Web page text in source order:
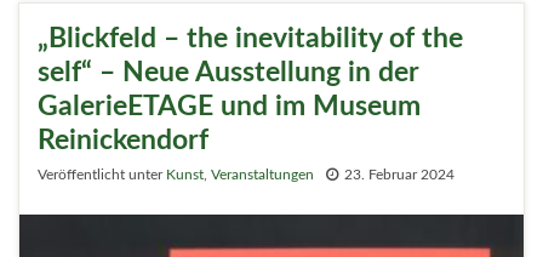
„Blickfeld – the inevitability of the
self“ – Neue Ausstellung in der
GalerieETAGE und im Museum
Reinickendorf
Veröffentlicht unter Kunst Veranstaltungen 23. Februar 2024